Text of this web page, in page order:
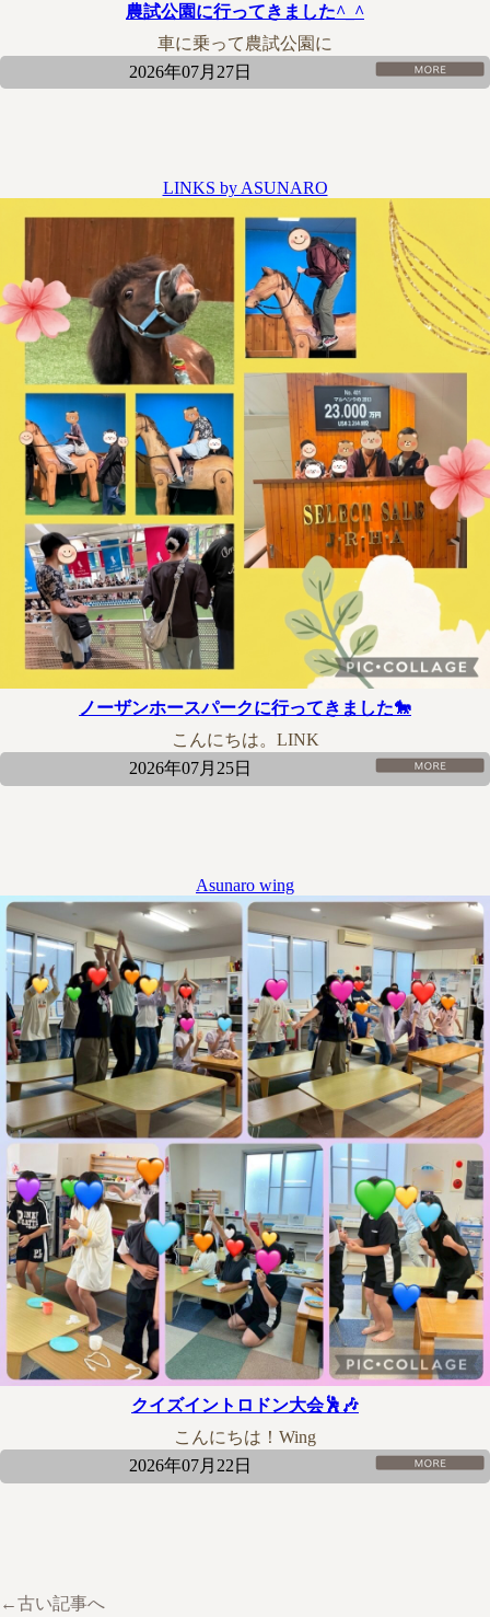
農試公園に行ってきました^_^
車に乗って農試公園に
2026年07月27日
LINKS by ASUNARO
ノーザンホースパークに行ってきました🐎
こんにちは。LINK
2026年07月25日
Asunaro wing
クイズイントロドン大会🕺🎶
こんにちは！Wing
2026年07月22日
←古い記事へ